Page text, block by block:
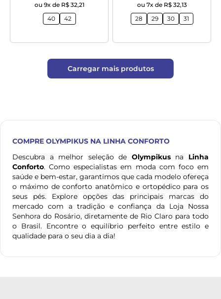
ou 9x de R$ 32,21
40
42
ou 7x de R$ 32,13
28
29 30 31
Carregar mais produtos
COMPRE OLYMPIKUS NA LINHA CONFORTO
Descubra a melhor seleção de Olympikusna Linha
Conforto. Como especialistas em moda com foco em
saúde e bem-estar, garantimos que cada modelo ofereça
o máximo de conforto anatômico e ortopédico para os
seus pés. Explore opções das principais marcas do
mercado com a tradição e confiança da Loja Nossa
Senhora do Rosário, diretamente de Rio Claro para todo
o Brasil. Encontre o equilíbrio perfeito entre estilo e
qualidade para o seu dia a dia!